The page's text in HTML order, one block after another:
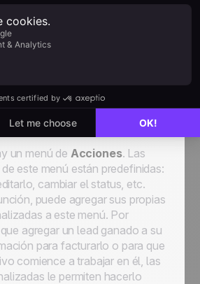
en
un menú de Acciones. Las
este menú están predefinidas:
cambiar el status, etc.
puede agregar sus propias
a este menú. Por
agregar un lead ganado a su
para facturarlo o para que
comience a trabajar en él, las
le permiten hacerlo